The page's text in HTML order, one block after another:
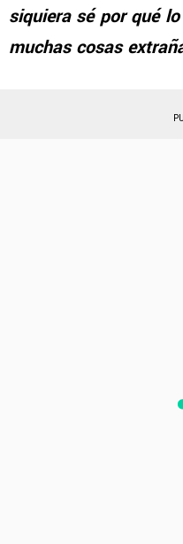
siquiera sé por qué
muchas cosas